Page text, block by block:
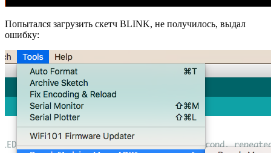
Попытался загрузить скетч BLINK, не получилось, выдал
ошибку: